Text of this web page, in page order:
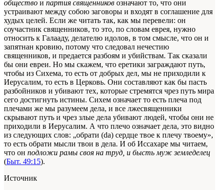
общество и партия священников означают то, что они
устраивают между собою заговоры и входят в соглашение для
худых целей. Если же читать так, как мы перевели: он
соучастник священников, то это, по словам еврея, нужно
относить к Галааду, делателю идолов, в том смысле, что он и
запятнан кровию, потому что следовал нечестию
священников, и предается разбоям и убийствам. Так сказали
бы они евреи. Но мы скажем, что еретики заграждают путь,
чтобы из Сихема, то есть от добрых дел, мы не приходили к
Иерусалим, то есть в Церковь. Они составляют как бы пасть
разбойников и убивают тех, которые стремятся чрез путь мира
сего достигнуть истины. Сихем означает то есть плеча под
плечами же мы разумеем дела, и все лжесвященники
скрывают путь и чрез злые дела убивают людей, чтобы они не
приходили в Иерусалим. А что плечо означает дела, это видно
из следующих слов: „обрати (dа) сердце твое к плечу твоему»,
то есть обрати мысли твои в дела. И об Иссахаре мы читаем,
что он подложи рамы своя на труд, и бысть муж земледелец
(Быт. 49:15).
Источник